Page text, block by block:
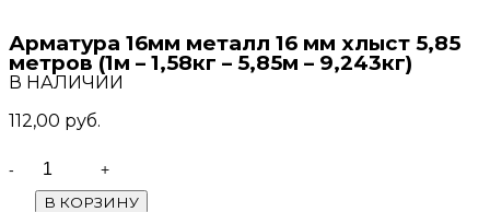
Арматура 16мм металл 16 мм хлыст 5,85
метров (1м – 1,58кг – 5,85м – 9,243кг)
В НАЛИЧИИ
112,00 руб.
В КОРЗИНУ